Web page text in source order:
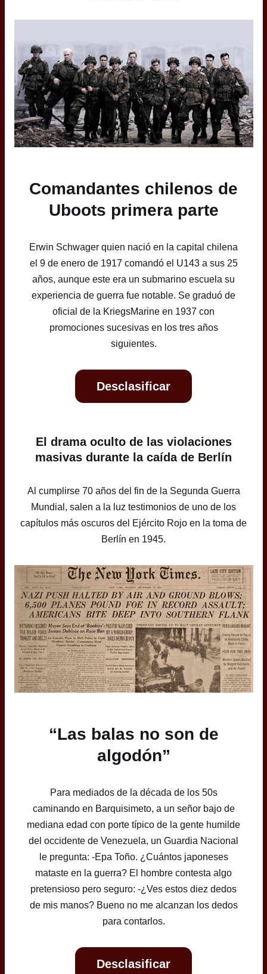
Comandantes chilenos de
Uboots primera parte
Erwin Schwager quien nació en la capital chilena
el 9 de enero de 1917 comandó el U143 a sus 25
años, aunque este era un submarino escuela su
experiencia de guerra fue notable. Se graduó de
oficial de la KriegsMarine en 1937 con
promociones sucesivas en los tres años
siguientes.
Desclasificar
El drama oculto de las violaciones
masivas durante la caída de Berlín
Al cumplirse 70 años del fin de la Segunda Guerra
Mundial, salen a la luz testimonios de uno de los
capítulos más oscuros del Ejército Rojo en la toma de
Berlín en 1945.
“Las balas no son de
algodón”
Para mediados de la década de los 50s
caminando en Barquisimeto, a un señor bajo de
mediana edad con porte típico de la gente humilde
del occidente de Venezuela, un Guardia Nacional
le pregunta: -Epa Toño. ¿Cuántos japoneses
mataste en la guerra? El hombre contesta algo
pretensioso pero seguro: -¿Ves estos diez dedos
de mis manos? Bueno no me alcanzan los dedos
para contarlos.
Desclasificar